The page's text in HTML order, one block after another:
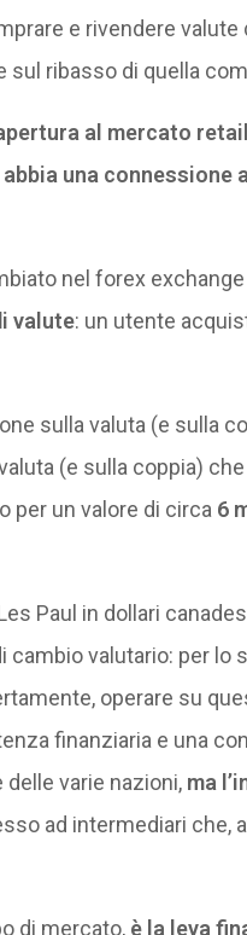
e rivendere valute
ribasso di quella
al mercato
una connessione
nel forex
valute: un utente
sulla valuta (e sulla
(e sulla coppia)
per un valore di circa 6
Paul in dollari
cambio valutario: per lo
operare su
finanziaria e una
varie nazioni, ma
ad intermediari che,
di mercato, è la leva